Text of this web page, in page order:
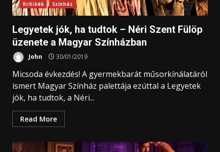
Kritikák Színház
Legyetek jók, ha tudtok – Néri Szent Fülöp
üzenete a Magyar Színházban
John 30/01/2019
Micsoda évkezdés! A gyermekbarát műsorkínálatáról
ismert Magyar Színház palettája ezúttal a Legyetek
jók, ha tudtok, a Néri...
Read More